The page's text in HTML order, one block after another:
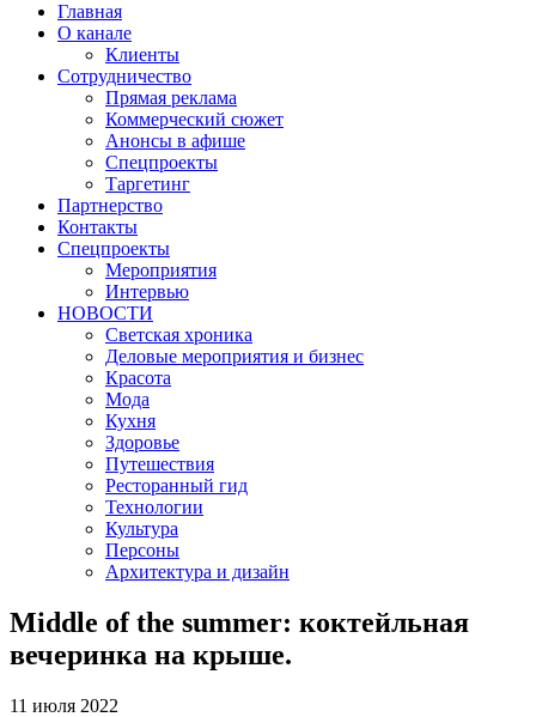
Главная
О канале
Клиенты
Сотрудничество
Прямая реклама
Коммерческий сюжет
Анонсы в афише
Cпецпроекты
Таргетинг
Партнерство
Контакты
Спецпроекты
Мероприятия
Интервью
НОВОСТИ
Светская хроника
Деловые мероприятия и бизнес
Красота
Мода
Кухня
Здоровье
Путешествия
Ресторанный гид
Технологии
Культура
Персоны
Архитектура и дизайн
Middle of the summer: коктейльная
вечеринка на крыше.
11 июля 2022